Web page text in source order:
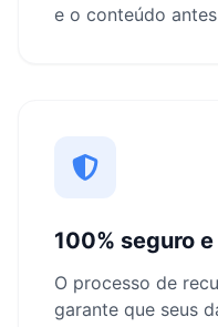
e o conteúdo
100% seguro
O processo de
garante que seus